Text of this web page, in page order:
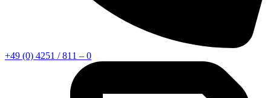
+49 (0) 4251 / 811 – 0